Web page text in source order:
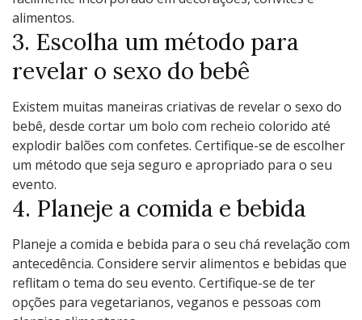
alimentos.
3. Escolha um método para
revelar o sexo do bebê
Existem muitas maneiras criativas de revelar o sexo do
bebê, desde cortar um bolo com recheio colorido até
explodir balões com confetes. Certifique-se de escolher
um método que seja seguro e apropriado para o seu
evento.
4. Planeje a comida e bebida
Planeje a comida e bebida para o seu chá revelação com
antecedência. Considere servir alimentos e bebidas que
reflitam o tema do seu evento. Certifique-se de ter
opções para vegetarianos, veganos e pessoas com